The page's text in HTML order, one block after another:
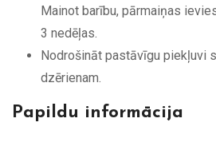
Mainot barību, pārmaiņas
3 nedēļas.
Nodrošināt pastāvīgu piekļuvi
dzērienam.
Papildu informācija